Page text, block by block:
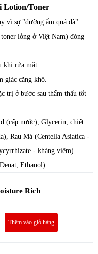
Lotion/Toner
vì sợ "dưỡng ẩm quá đà".
lỏng ở Việt Nam) đóng
khi rửa mặt.
giác căng khô.
trị ở bước sau thẩm thấu tốt
(cấp nước), Glycerin, chiết
Rau Má (Centella Asiatica -
- kháng viêm).
Ethanol).
Rich
Thêm vào giỏ hàng